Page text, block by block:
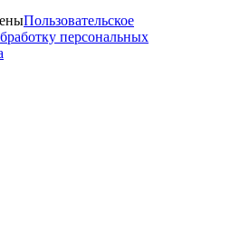
Пользовательское
персональных